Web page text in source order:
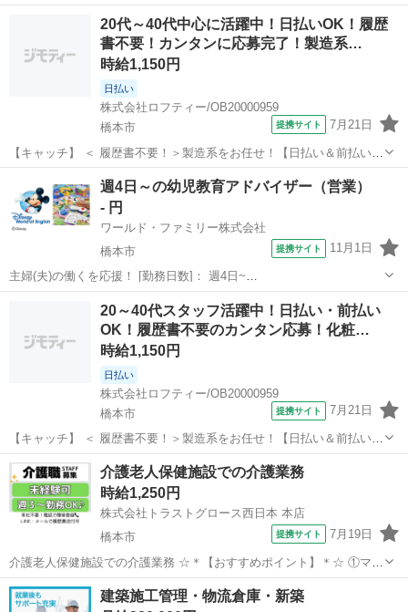
定！未経験歓迎♪家事の経験も活かせるお仕事です／ 当社が管理する
宿泊施設で、客室の清掃やセッティングを行うお仕事です。 お客様と
直接接することは...
学文路駅 その他 客室
20代～40代中心に活躍中！日払いOK！履歴
書不要！カンタンに応募完了！製造系…
時給1,150円
日払い
株式会社ロフティー/OB20000959
橋本市
提携サイト 7月21日
【キャッチ】 ＜ 履歴書不要！＞製造系をお任せ！【日払い＆前払いあ
り】高時給1150～1438円！未経験OK！ 【コメント】 ＊未経験からお
仕事にチャレンジしたい方 ＊経験を活かしてさらにスキルアップした
い方 ＊扶養...
橋本市 工場
週4日～の幼児教育アドバイザー（営業）
- 円
ワールド・ファミリー株式会社
橋本市
提携サイト 11月1日
主婦(夫)の働くを応援！ [勤務日数]： 週4日~
10:00~17:00/10:00~16:00/10:00~15:00/09:30~14:00 [勤務地・最寄
駅]： 和歌山県橋本市 ※勤務エリア選択可 ワールド・フ...
営業
20～40代スタッフ活躍中！日払い・前払い
OK！履歴書不要のカンタン応募！化粧…
時給1,150円
日払い
株式会社ロフティー/OB20000959
橋本市
提携サイト 7月21日
【キャッチ】 ＜ 履歴書不要！＞製造系をお任せ！【日払い＆前払いあ
り】高時給1150～1438円！未経験OK！ 【コメント】 ＊未経験からお
仕事にチャレンジしたい方 ＊経験を活かしてさらにスキルアップした
い方 ＊扶養...
和歌山 橋本市 工場
介護老人保健施設での介護業務
時給1,250円
株式会社トラストグロース西日本 本店
橋本市
提携サイト 7月19日
介護老人保健施設での介護業務 ☆＊【おすすめポイント】＊☆ ①マイ
カー通勤可☆ ②1シフトのみの勤務！ ③週3日～・平日のみ可☆ ④未
経験の方でもお気軽にお問い合わせください！ 平日のみ・未経験の方
和歌山 橋本市 介護
建築施工管理・物流倉庫・新築